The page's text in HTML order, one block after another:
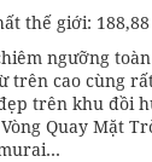
thế giới:
ngưỡng
trên cao cùng
trên khu đồi
Quay Mặt